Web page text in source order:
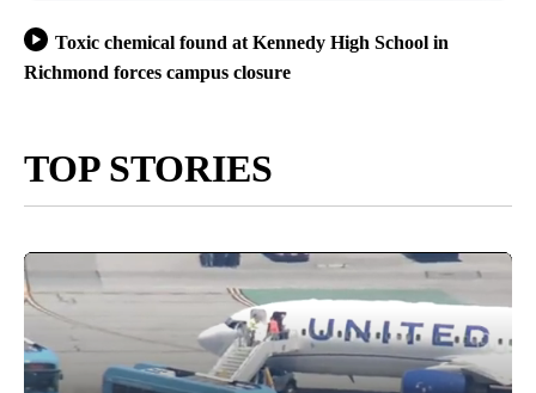
Toxic chemical found at Kennedy High School in
Richmond forces campus closure
TOP STORIES